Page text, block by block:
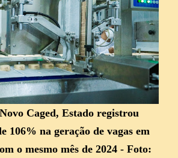
Caged, Estado registrou
106% na geração de vagas em
o mesmo mês de 2024 - Foto: